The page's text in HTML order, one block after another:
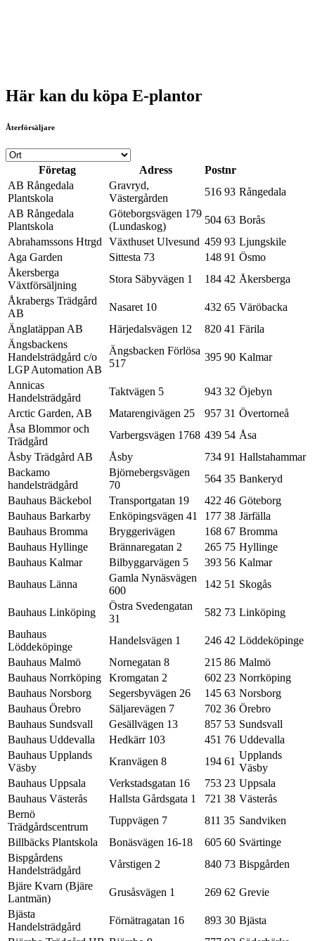
Här kan du köpa E-plantor
Återförsäljare
Företag Adress
Postnr
AB Rångedala
Plantskola
Gravryd,
Västergården
516 93 Rångedala
AB Rångedala
Plantskola
Göteborgsvägen 179
(Lundaskog)
504 63 Borås
Abrahamssons Htrgd Växthuset Ulvesund 459 93 Ljungskile
Aga Garden
Sittesta 73 148 91 Ösmo
Åkersberga
Växtförsäljning
Stora Säbyvägen 1 184 42 Åkersberga
Åkrabergs Trädgård
AB
Nasaret 10 432 65 Väröbacka
Änglatäppan AB
Härjedalsvägen 12 820 41 Färila
Ängsbackens
Handelsträdgård c/o
LGP Automation AB
Ängsbacken Förlösa
517
395 90 Kalmar
Annicas
Handelsträdgård
Taktvägen 5 943 32 Öjebyn
Arctic Garden, AB
Matarengivägen 25 957 31 Övertorneå
Åsa Blommor och
Trädgård
Varbergsvägen 1768 439 54 Åsa
Åsby Trädgård AB
Åsby 734 91 Hallstahammar
Backamo
handelsträdgård
Björnebergsvägen
70
564 35 Bankeryd
Bauhaus Bäckebol
Transportgatan 19 422 46 Göteborg
Bauhaus Barkarby
Enköpingsvägen 41 177 38 Järfälla
Bauhaus Bromma
Bryggerivägen 168 67 Bromma
Bauhaus Hyllinge
Brännaregatan 2 265 75 Hyllinge
Bauhaus Kalmar
Bilbyggarvägen 5 393 56 Kalmar
Bauhaus Länna
Gamla Nynäsvägen
600
142 51 Skogås
Bauhaus Linköping
Östra Svedengatan
31
582 73 Linköping
Bauhaus
Löddeköpinge
Handelsvägen 1 246 42 Löddeköpinge
Bauhaus Malmö
Nornegatan 8 215 86 Malmö
Bauhaus Norrköping
Kromgatan 2 602 23 Norrköping
Bauhaus Norsborg
Segersbyvägen 26 145 63 Norsborg
Bauhaus Örebro
Säljarevägen 7 702 36 Örebro
Bauhaus Sundsvall
Gesällvägen 13 857 53 Sundsvall
Bauhaus Uddevalla
Hedkärr 103 451 76 Uddevalla
Bauhaus Upplands
Väsby
Kranvägen 8 194 61
Upplands
Väsby
Bauhaus Uppsala
Verkstadsgatan 16 753 23 Uppsala
Bauhaus Västerås
Hallsta Gårdsgata 1 721 38 Västerås
Bernö
Trädgårdscentrum
Tuppvägen 7 811 35 Sandviken
Billbäcks Plantskola
Bonäsvägen 16-18 605 60 Svärtinge
Bispgårdens
Handelsträdgård
Vårstigen 2 840 73 Bispgården
Bjäre Kvarn (Bjäre
Lantmän)
Grusåsvägen 1 269 62 Grevie
Bjästa
Handelsträdgård
Förnätragatan 16 893 30 Bjästa